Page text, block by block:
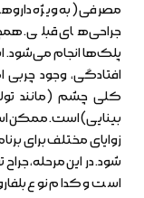
مصرفی (به ویژه
جراحی‌های قبلی.
پلک‌ها انجام می‌شود.
افتادگی، وجود
کلی چشم (مانند
بینایی) است. ممکن
زوایای مختلف برای
شود. در این مرحله،
است و کدام نوع